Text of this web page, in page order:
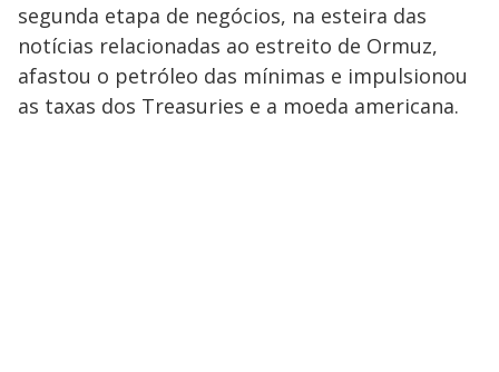
segunda etapa de negócios, na esteira das
notícias relacionadas ao estreito de Ormuz,
afastou o petróleo das mínimas e impulsionou
as taxas dos Treasuries e a moeda americana.